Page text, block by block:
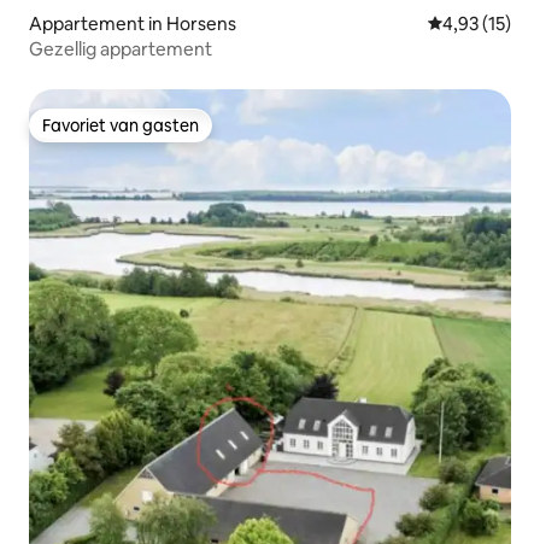
Appartement in Horsens Gemiddelde
4,93 (15)
Gezellig appartement
Favoriet van gasten
Favoriet van gasten